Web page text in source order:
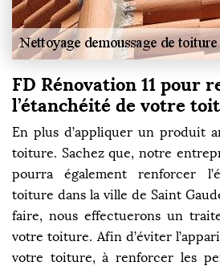
FD Rénovation 11 pour
l’étanchéité de votre
En plus d’appliquer un produit
toiture. Sachez que, notre
pourra également renforcer
toiture dans la ville de Saint
faire, nous effectuerons un
votre toiture. Afin d’éviter
votre toiture, à renforcer les